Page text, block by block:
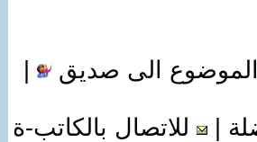
الى صديق
للاتصال بالكاتب-ة